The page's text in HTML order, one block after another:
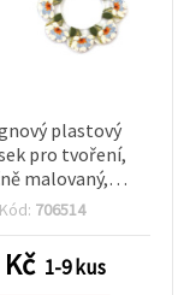
plastový
pro tvoření,
malovaný,
motiv, 38 × 2
Kód: 706514
Kč 1-9 kus